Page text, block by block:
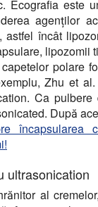
Ecografia este
agenților
astfel încât
lipozomii
polare
Zhu et
Ca
După
încapsularea
ultrasonication
al